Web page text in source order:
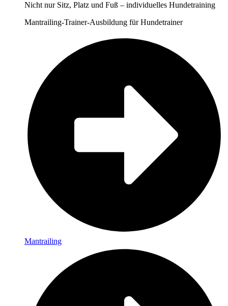
Nicht nur Sitz, Platz und Fuß – individuelles Hundetraining
Mantrailing-Trainer-Ausbildung für Hundetrainer
Mantrailing